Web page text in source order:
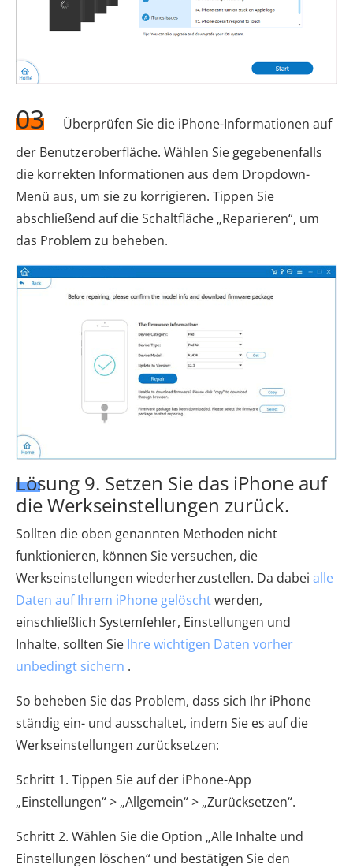
03
Überprüfen Sie die iPhone-Informationen auf
der Benutzeroberfläche. Wählen Sie gegebenenfalls
die korrekten Informationen aus dem Dropdown-
Menü aus, um sie zu korrigieren. Tippen Sie
abschließend auf die Schaltfläche „Reparieren“, um
das Problem zu beheben.
Lösung 9. Setzen Sie das iPhone auf
die Werkseinstellungen zurück.
Sollten die oben genannten Methoden nicht
funktionieren, können Sie versuchen, die
Werkseinstellungen wiederherzustellen. Da dabei alle
Daten auf Ihrem iPhone gelöschtwerden,
einschließlich Systemfehler, Einstellungen und
Inhalte, sollten Sie Ihre wichtigen Daten vorher
unbedingt sichern .
So beheben Sie das Problem, dass sich Ihr iPhone
ständig ein- und ausschaltet, indem Sie es auf die
Werkseinstellungen zurücksetzen:
Schritt 1. Tippen Sie auf der iPhone-App
„Einstellungen“ > „Allgemein“ > „Zurücksetzen“.
Schritt 2. Wählen Sie die Option „Alle Inhalte und
Einstellungen löschen“ und bestätigen Sie den